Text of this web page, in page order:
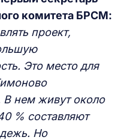
комитета БРСМ:
проект,
Это место для
В нем живут около
% составляют
Но